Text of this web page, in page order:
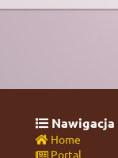
Nawigacja
Home
Portal